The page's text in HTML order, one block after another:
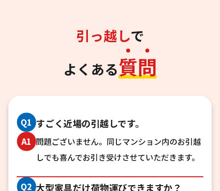
引っ越しで
よくある質問
Q1 すごく近場の引越しです。
A1 問題ございません。同じマンション内のお引越
しでも喜んでお引き受けさせていただきます。
Q2 大型家具だけ荷物運びできますか？